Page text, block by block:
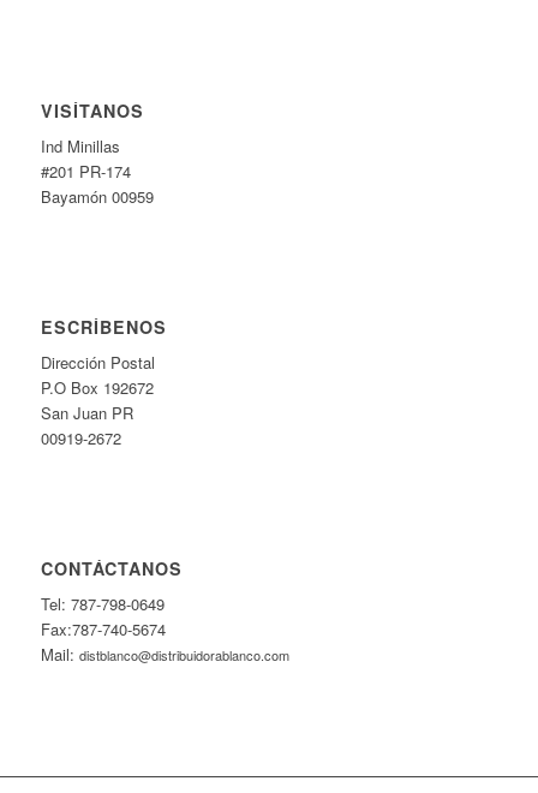
VISÍTANOS
Ind Minillas
#201 PR-174
Bayamón 00959
ESCRÍBENOS
Dirección Postal
P.O Box 192672
San Juan PR
00919-2672
CONTÁCTANOS
Tel: 787-798-0649
Fax:787-740-5674
Mail: distblanco@distribuidorablanco.com